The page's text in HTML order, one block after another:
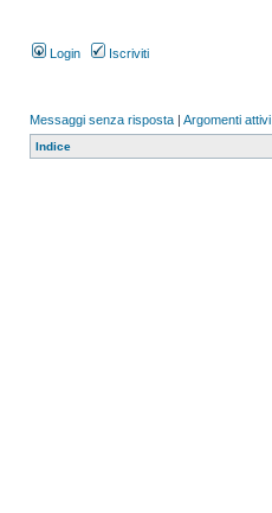
Login Iscriviti
Messaggi senza risposta | Argomenti attivi
Indice